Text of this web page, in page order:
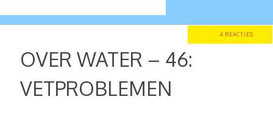
4 REACTIES
OVER WATER – 46:
VETPROBLEMEN